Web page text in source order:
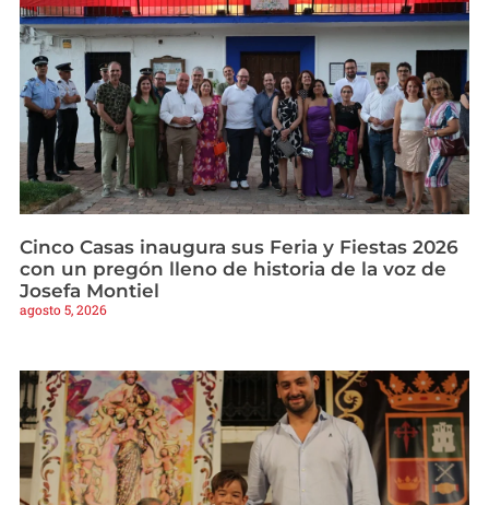
Cinco Casas inaugura sus Feria y Fiestas 2026
con un pregón lleno de historia de la voz de
Josefa Montiel
agosto 5, 2026